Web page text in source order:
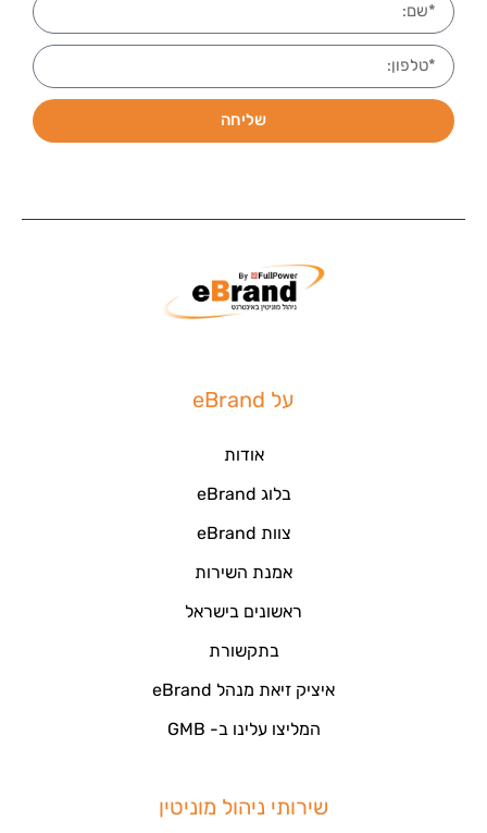
שליחה
על eBrand
אודות
בלוג eBrand
צוות eBrand
אמנת השירות
ראשונים בישראל
בתקשורת
איציק זיאת מנהל eBrand
המליצו עלינו ב- GMB
שירותי ניהול מוניטין